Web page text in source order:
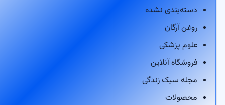
دسته‌بندی نشده
روغن آرگان
علوم پزشکی
فروشگاه آنلاین
مجله سبک زندگی
محصولات